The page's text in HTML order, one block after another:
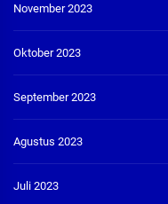
November 2023
Oktober 2023
September 2023
Agustus 2023
Juli 2023